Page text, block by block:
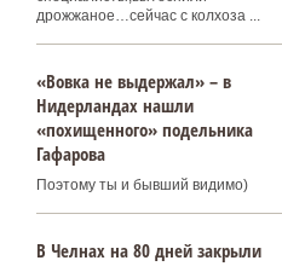
дрожжаное…сейчас с колхоза ...
«Вовка не выдержал» – в
Нидерландах нашли
«похищенного» подельника
Гафарова
Поэтому ты и бывший видимо)
В Челнах на 80 дней закрыли